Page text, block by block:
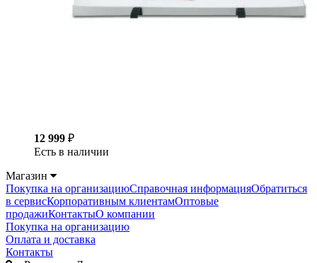
12 999 ₽
Есть в наличии
Магазин
Покупка на организациюСправочная информацияОбратиться
в сервисКорпоративным клиентамОптовые
продажиКонтактыО компании
Покупка на организацию
Оплата и доставка
Контакты